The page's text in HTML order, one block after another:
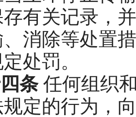
有关记录，
消除等处置
处罚。
条 任何组织
定的行为，